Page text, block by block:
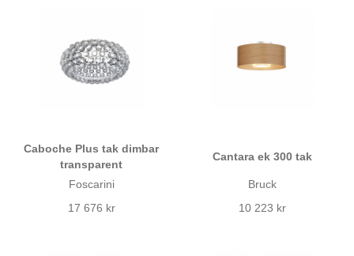
Caboche Plus tak dimbar
transparent
Foscarini
17 676 kr
Cantara ek 300 tak
Bruck
10 223 kr